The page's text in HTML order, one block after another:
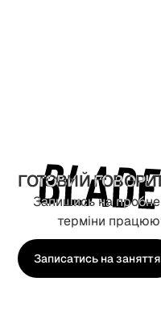
ГОТОВИЙ
Запишись на пробне
терміни
Записатись на заняття